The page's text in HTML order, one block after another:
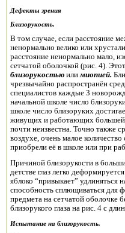
Дефекты зрения
Близорукость.
В том случае, если расстояние
ненормально велико или
расстояние ненормально мало,
сетчатой оболочкой (рис. 4).
близорукостью илимиопией.
чрезвычайно распространён
специалистов каждые 3
начальной школе число
школе число близоруких
живущих и работающих большей
почти неизвестна. Точно также
воздухе, очень малое
приобрели её в школе или при
Причиной близорукости в
детстве глаз легко
яблоко “привыкает” удлиняться
способность сплющиваться для
предмета на сетчатой оболочке
близорукого глаза на рис. 4 с
Испытание на близорукость.